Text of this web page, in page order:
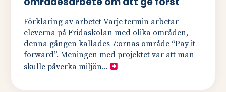
Förklaring av arbetet Varje termin arbetar
eleverna på Fridaskolan med olika områden,
denna gången kallades 7:ornas område “Pay it
forward”. Meningen med projektet var att man
skulle påverka miljön...